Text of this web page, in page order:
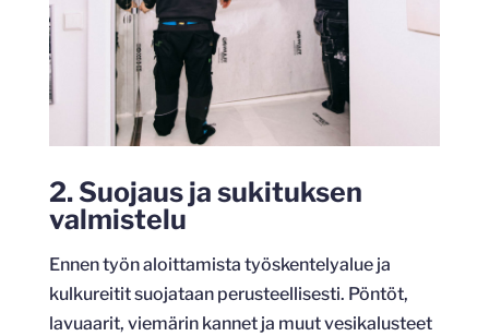
2. Suojaus ja sukituksen
valmistelu
Ennen työn aloittamista työskentelyalue ja
kulkureitit suojataan perusteellisesti. Pöntöt,
lavuaarit, viemärin kannet ja muut vesikalusteet